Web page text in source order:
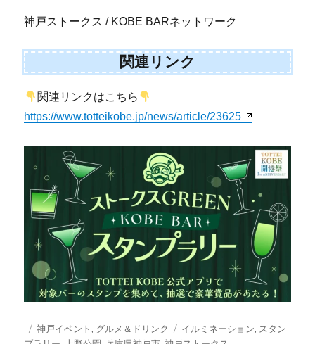
神戸ストークス / KOBE BARネットワーク
関連リンク
関連リンクはこちら
https://www.totteikobe.jp/news/article/23625
投 カ
神戸イベント, グルメ＆ドリンク
タ
イルミネーション, スタン